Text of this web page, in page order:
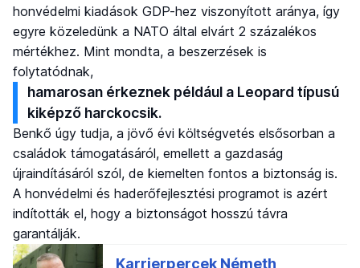
honvédelmi kiadások GDP-hez viszonyított aránya, így
egyre közeledünk a NATO által elvárt 2 százalékos
mértékhez. Mint mondta, a beszerzések is
folytatódnak,
hamarosan érkeznek például a Leopard típusú
kiképző harckocsik.
Benkő úgy tudja, a jövő évi költségvetés elsősorban a
családok támogatásáról, emellett a gazdaság
újraindításáról szól, de kiemelten fontos a biztonság is.
A honvédelmi és haderőfejlesztési programot is azért
indították el, hogy a biztonságot hosszú távra
garantálják.